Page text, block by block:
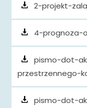
2-projekt-
4-prognoza-
pismo-dot-
przestrzennego-
pismo-dot-